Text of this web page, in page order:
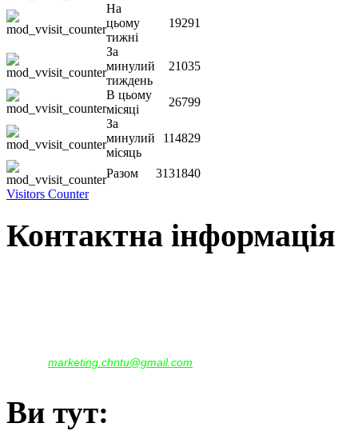
На
цьому
тижні
19291
За
минулий
тиждень
21035
В цьому
місяці
26799
За
минулий
місяць
114829
Разом
3131840
Visitors Counter
Контактна інформація
marketing.chntu@gmail.com
Ви тут: